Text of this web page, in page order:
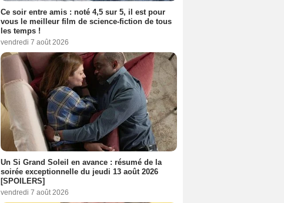
Ce soir entre amis : noté 4,5 sur 5, il est pour
vous le meilleur film de science-fiction de tous
les temps !
vendredi 7 août 2026
Un Si Grand Soleil en avance : résumé de la
soirée exceptionnelle du jeudi 13 août 2026
[SPOILERS]
vendredi 7 août 2026